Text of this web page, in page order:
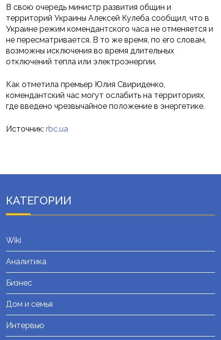
В свою очередь министр развития общин и
территорий Украины Алексей Кулеба сообщил, что в
Украине режим комендантского часа не отменяется и
не пересматривается. В то же время, по его словам,
возможны исключения во время длительных
отключений тепла или электроэнергии.
Как отметила премьер Юлия Свириденко,
комендантский час могут ослабить на территориях,
где введено чрезвычайное положение в энергетике.
Источник: rbc.ua
КАТЕГОРИИ
Wiki
Аналитика
Бизнес
Дом и семья
Интервью